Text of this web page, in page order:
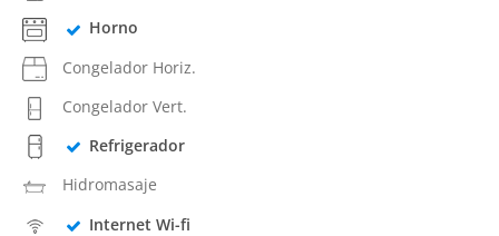
Horno
Congelador Horiz.
Congelador Vert.
Refrigerador
Hidromasaje
Internet Wi-fi